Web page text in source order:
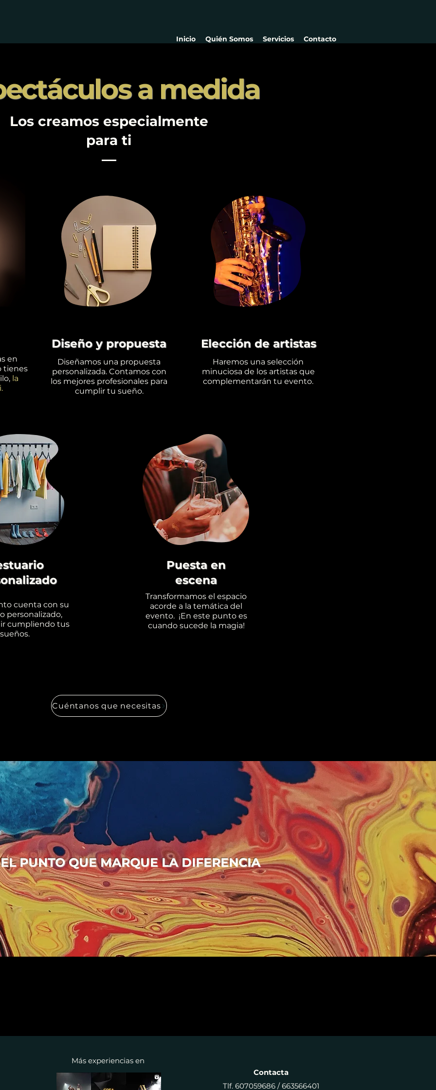
Inicio Quién Somos Servicios Contacto
a medida
Los creamos especialmente
para ti
en
tienes
la
Diseño y propuesta
Diseñamos una propuesta
personalizada. Contamos con
los mejores profesionales para
cumplir tu sueño.
Elección de artistas
Haremos una selección
minuciosa de los artistas que
complementarán tu evento.
cuenta con su
personalizado,
cumpliendo tus
sueños.
Puesta en
escena
Transformamos el espacio
acorde a la temática del
evento. ¡En este punto es
cuando sucede la magia!
Cuéntanos que necesitas
PUNTO QUE MARQUE LA DIFERENCIA
Más experiencias en
Contacta
Tlf. 607059686 / 663566401